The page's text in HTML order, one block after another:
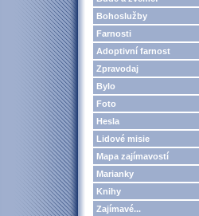
Bohoslužby
Farnosti
Adoptivní farnost
Zpravodaj
Bylo
Foto
Hesla
Lidové misie
Mapa zajímavostí
Marianky
Knihy
Zajímavé...